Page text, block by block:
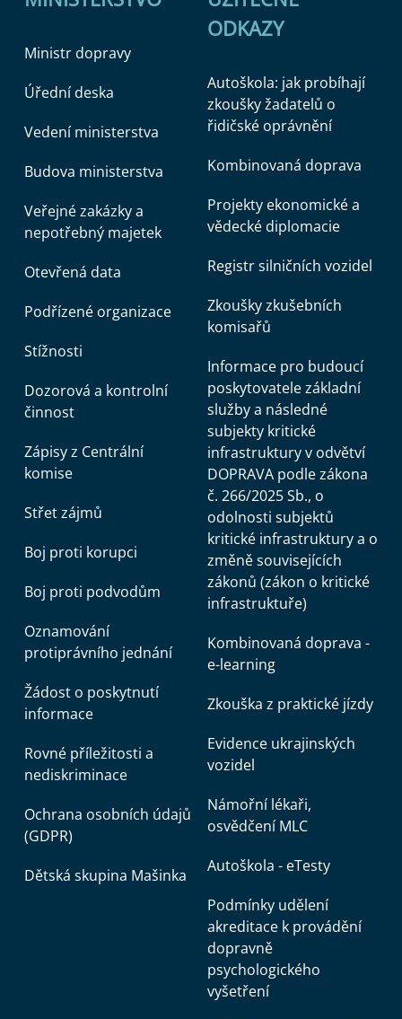
Ministr dopravy
Úřední deska
Vedení ministerstva
Budova ministerstva
Veřejné zakázky a
nepotřebný majetek
Otevřená data
Podřízené organizace
Stížnosti
Dozorová a kontrolní
činnost
Zápisy z Centrální
komise
Střet zájmů
Boj proti korupci
Boj proti podvodům
Oznamování
protiprávního jednání
Žádost o poskytnutí
informace
Rovné příležitosti a
nediskriminace
Ochrana osobních údajů
(GDPR)
Dětská skupina Mašinka
ODKAZY
Autoškola: jak probíhají
zkoušky žadatelů o
řidičské oprávnění
Kombinovaná doprava
Projekty ekonomické a
vědecké diplomacie
Registr silničních vozidel
Zkoušky zkušebních
komisařů
Informace pro budoucí
poskytovatele základní
služby a následné
subjekty kritické
infrastruktury v odvětví
DOPRAVA podle zákona
č. 266/2025 Sb., o
odolnosti subjektů
kritické infrastruktury a o
změně souvisejících
zákonů (zákon o kritické
infrastruktuře)
Kombinovaná doprava -
e-learning
Zkouška z praktické jízdy
Evidence ukrajinských
vozidel
Námořní lékaři,
osvědčení MLC
Autoškola - eTesty
Podmínky udělení
akreditace k provádění
dopravně
psychologického
vyšetření